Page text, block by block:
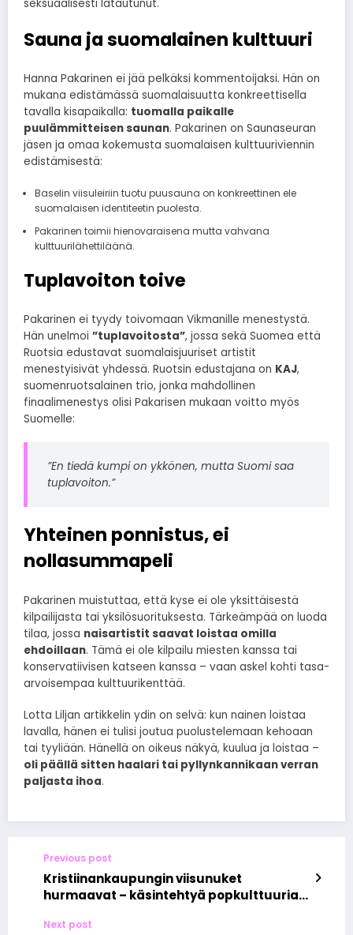
seksuaalisesti latautunut.
Sauna ja suomalainen kulttuuri
Hanna Pakarinen ei jää pelkäksi kommentoijaksi. Hän on
mukana edistämässä suomalaisuutta konkreettisella
tavalla kisapaikalla: tuomalla paikalle
puulämmitteisen saunan. Pakarinen on Saunaseuran
jäsen ja omaa kokemusta suomalaisen kulttuuriviennin
edistämisestä:
Baselin viisuleiriin tuotu puusauna on konkreettinen ele
suomalaisen identiteetin puolesta.
Pakarinen toimii hienovaraisena mutta vahvana
kulttuurilähettiläänä.
Tuplavoiton toive
Pakarinen ei tyydy toivomaan Vikmanille menestystä.
Hän unelmoi ”tuplavoitosta”, jossa sekä Suomea että
Ruotsia edustavat suomalaisjuuriset artistit
menestyisivät yhdessä. Ruotsin edustajana on KAJ,
suomenruotsalainen trio, jonka mahdollinen
finaalimenestys olisi Pakarisen mukaan voitto myös
Suomelle:
”En tiedä kumpi on ykkönen, mutta Suomi saa
tuplavoiton.”
Yhteinen ponnistus, ei
nollasummapeli
Pakarinen muistuttaa, että kyse ei ole yksittäisestä
kilpailijasta tai yksilösuorituksesta. Tärkeämpää on luoda
tilaa, jossa naisartistit saavat loistaa omilla
ehdoillaan. Tämä ei ole kilpailu miesten kanssa tai
konservatiivisen katseen kanssa – vaan askel kohti tasa-
arvoisempaa kulttuurikenttää.
Lotta Liljan artikkelin ydin on selvä: kun nainen loistaa
lavalla, hänen ei tulisi joutua puolustelemaan kehoaan
tai tyyliään. Hänellä on oikeus näkyä, kuulua ja loistaa –
oli päällä sitten haalari tai pyllynkannikaan verran
paljasta ihoa.
Previous post
Kristiinankaupungin viisunuket
hurmaavat – käsintehtyä popkulttuuria
Next post